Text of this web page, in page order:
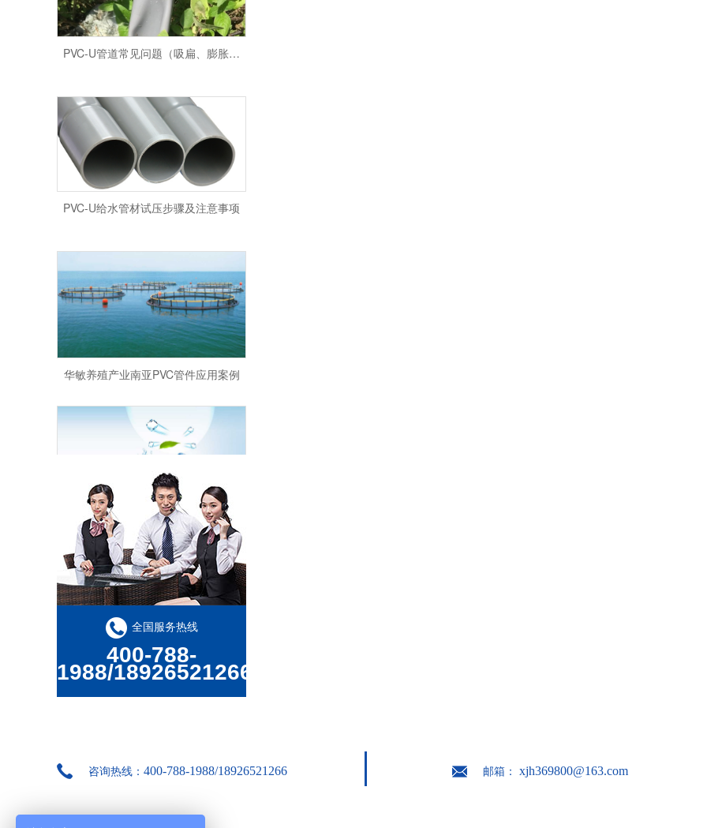
PVC-U管道常见问题（吸扁、膨胀、破裂）及解决方法
PVC-U给水管材试压步骤及注意事项
华敏养殖产业南亚PVC管件应用案例
华敏净化工程南亚PVC管应用案例
华敏某PCB工厂排水工程南亚PVC管应用案例
全国服务热线
400-788-
1988/18926521266
咨询热线： 400-788-1988/18926521266 邮箱： xjh369800@163.com